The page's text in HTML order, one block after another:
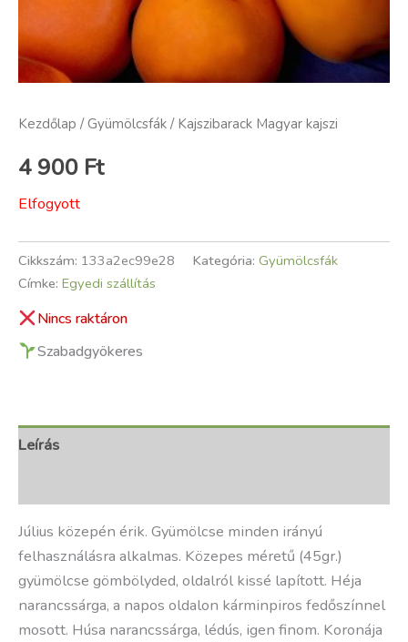
Kezdőlap /Gyümölcsfák / Kajszibarack Magyar kajszi
4 900 Ft
Elfogyott
Cikkszám: 133a2ec99e28 Kategória: Gyümölcsfák
Címke: Egyedi szállítás
Nincs raktáron
Szabadgyökeres
Leírás
Július közepén érik. Gyümölcse minden irányú
felhasználásra alkalmas. Közepes méretű (45gr.)
gyümölcse gömbölyded, oldalról kissé lapí­tott. Héja
narancssárga, a napos oldalon kárminpiros fedőszí­nnel
mosott. Húsa narancssárga, lédús, igen finom. Koronája